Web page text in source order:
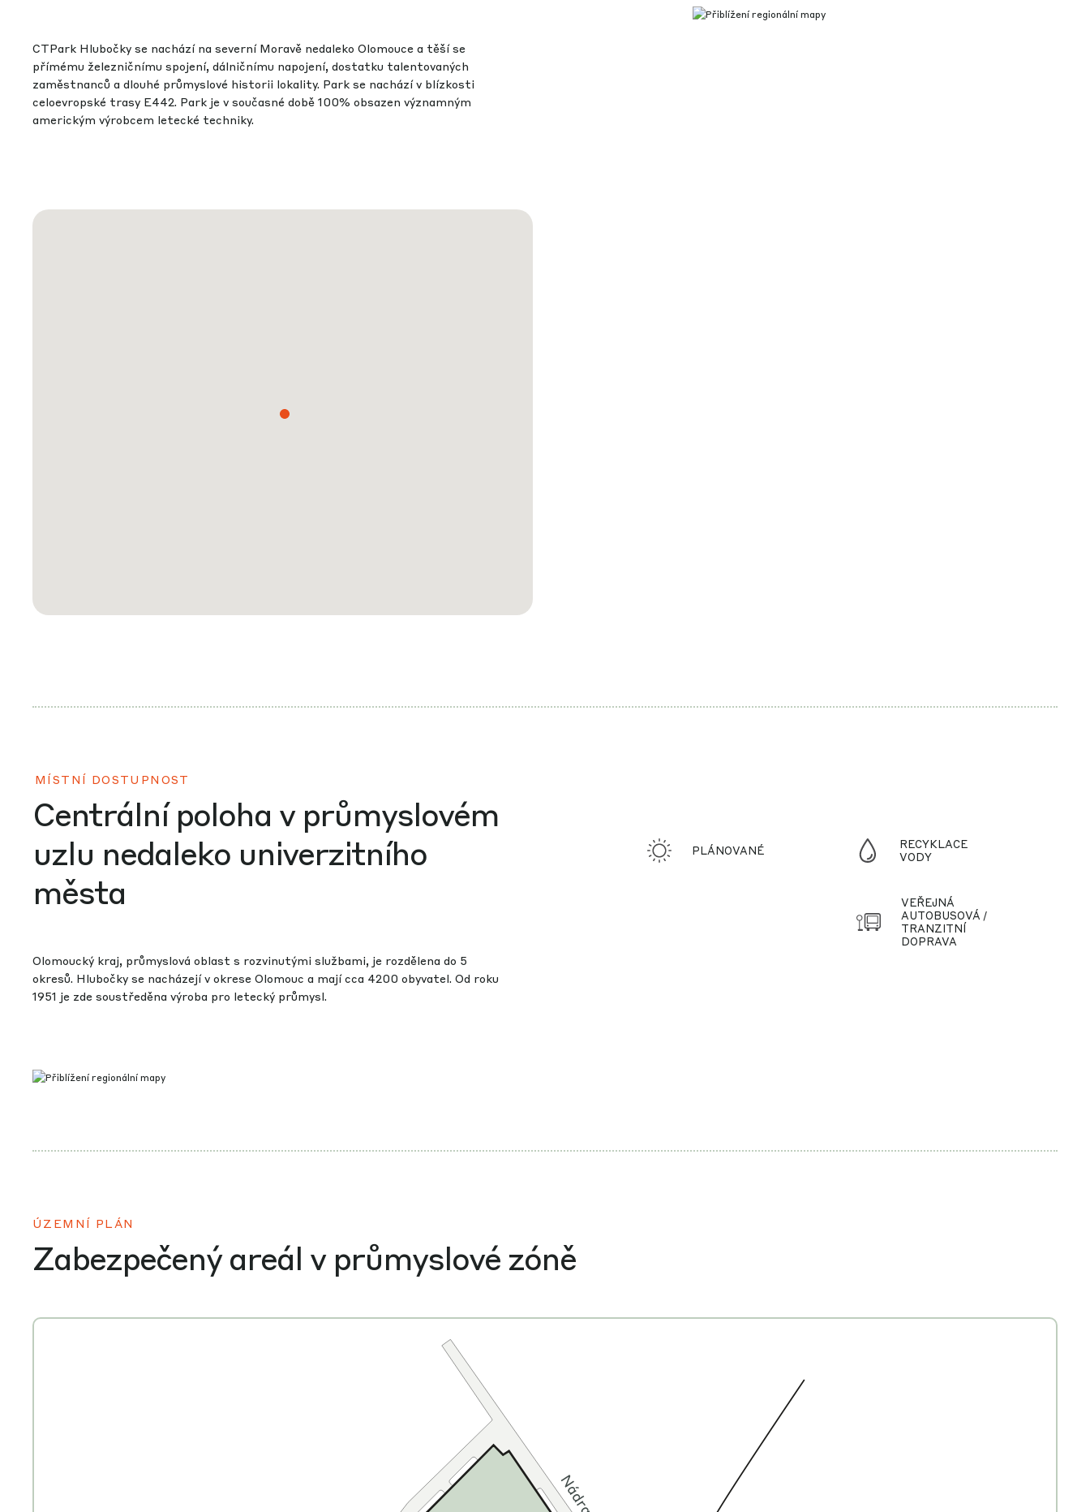
CTPark Hlubočky se nachází na severní Moravě nedaleko Olomouce a těší se
přímému železničnímu spojení, dálničnímu napojení, dostatku talentovaných
zaměstnanců a dlouhé průmyslové historii lokality. Park se nachází v blízkosti
celoevropské trasy E442. Park je v současné době 100% obsazen významným
americkým výrobcem letecké techniky.
MÍSTNÍ DOSTUPNOST
Centrální poloha v průmyslovém
uzlu nedaleko univerzitního
města
Olomoucký kraj, průmyslová oblast s rozvinutými službami, je rozdělena do 5
okresů. Hlubočky se nacházejí v okrese Olomouc a mají cca 4200 obyvatel. Od roku
1951 je zde soustředěna výroba pro letecký průmysl.
PLÁNOVANÉ
RECYKLACE
VODY
VEŘEJNÁ
AUTOBUSOVÁ /
TRANZITNÍ
DOPRAVA
ÚZEMNÍ PLÁN
Zabezpečený areál v průmyslové zóně